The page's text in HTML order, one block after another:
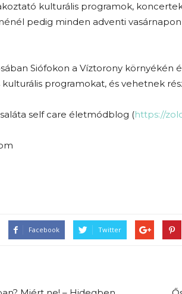
kulturális programok,
pedig minden adventi
Siófokon a Víztorony környékén
programokat, és vehetnek
self care életmódblog (https://
Facebook Twitter